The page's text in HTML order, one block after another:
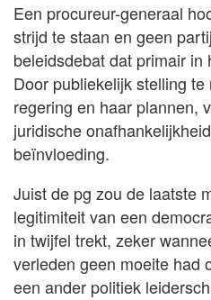
Een procureur-generaal
strijd te staan en geen
beleidsdebat dat primair
Door publiekelijk stelling
regering en haar plannen,
juridische
beïnvloeding.
Juist de pg zou de laatste
legitimiteit van een
in twijfel trekt, zeker
verleden geen moeite had
een ander politiek